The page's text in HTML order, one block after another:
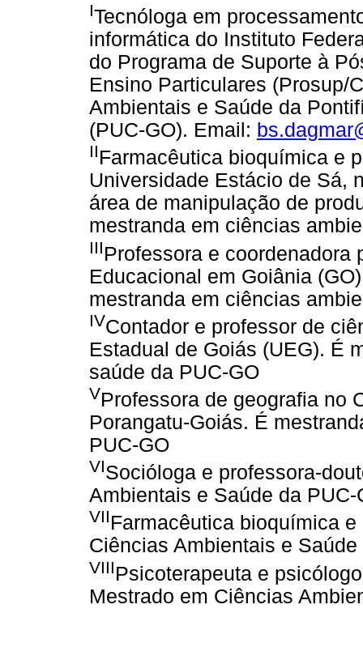
ITecnóloga em
informática do Instituto
do Programa de Suporte à
Ensino Particulares (Prosup/
Ambientais e Saúde da
(PUC-GO). Email:
IIFarmacêutica bioquímica e
Universidade Estácio de Sá,
área de manipulação de
mestranda em ciências
IIIProfessora e coordenadora
Educacional em Goiânia
mestranda em ciências
IVContador e professor de
Estadual de Goiás (UEG). É
saúde da PUC-GO
VProfessora de geografia no
Porangatu-Goiás. É
PUC-GO
VISocióloga e professora-
Ambientais e Saúde da PUC-
VIIFarmacêutica bioquímica
Ciências Ambientais e Saúde
VIIIPsicoterapeuta e
Mestrado em Ciências